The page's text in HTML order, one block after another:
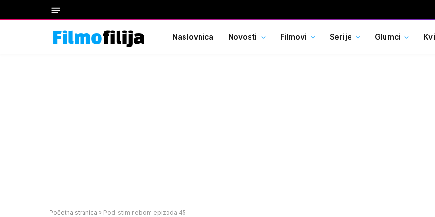
Naslovnica Novosti Filmovi Serije Glumci
Početna stranica » Pod istim nebom epizoda 45